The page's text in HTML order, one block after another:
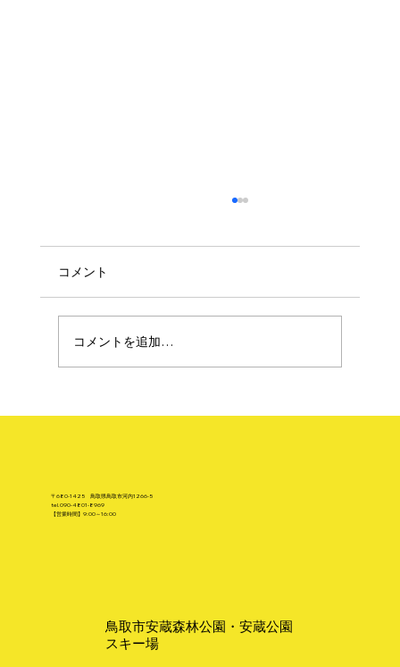
私の好きなモノ・クルマ編
コメント
コメントを追加…
〒680-1425 鳥取県鳥取市河内1266-5
tel.090-4801-8969
【営業時間】9:00～16:00
鳥取市安蔵森林公園・安蔵公園
スキー場